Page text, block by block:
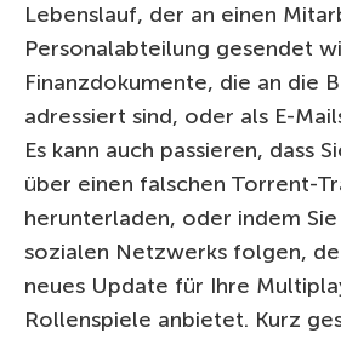
Lebenslauf, der an einen
Personalabteilung gesendet
Finanzdokumente, die an die
adressiert sind, oder als E-
Es kann auch passieren, dass
über einen falschen Torrent-
herunterladen, oder indem
sozialen Netzwerks folgen,
neues Update für Ihre
Rollenspiele anbietet. Kurz